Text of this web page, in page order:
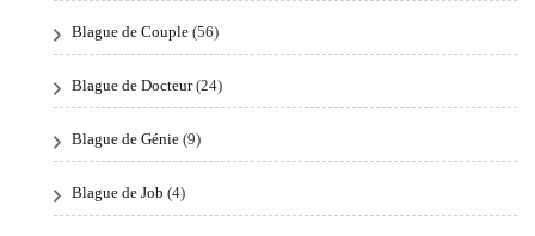
Blague de Couple (56)
Blague de Docteur(24)
Blague de Génie (9)
Blague de Job (4)